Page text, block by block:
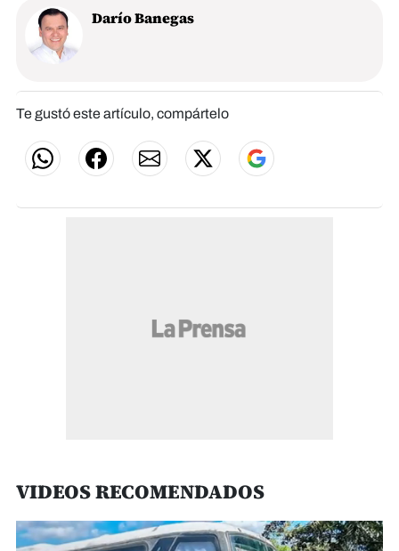
Darío Banegas
Te gustó este artículo, compártelo
VIDEOS RECOMENDADOS